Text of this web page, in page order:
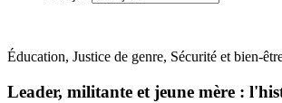
Éducation, Justice de genre, Sécurité et bien-
Leader, militante et jeune mère :